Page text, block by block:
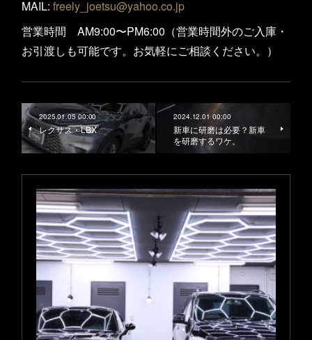
MAIL: freely_joetsu@yahoo.co.jp
営業時間 AM9:00〜PM6:00（営業時間外のご入庫・
お引渡しも可能です。お気軽にご相談ください。）
2025.01.05 00:00
レクサス・LBX
2024.12.01 00:00
新車に研磨は必要？新車
を研磨するワケ。